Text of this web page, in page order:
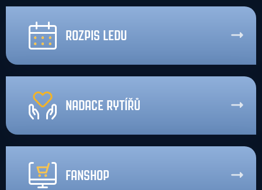
ROZPIS LEDU
NADACE RYTÍŘŮ
FANSHOP